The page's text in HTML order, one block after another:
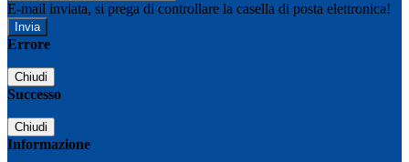
E-mail inviata, si prega di controllare la casella di posta elettronica!
Errore
Chiudi
Successo
Chiudi
Informazione